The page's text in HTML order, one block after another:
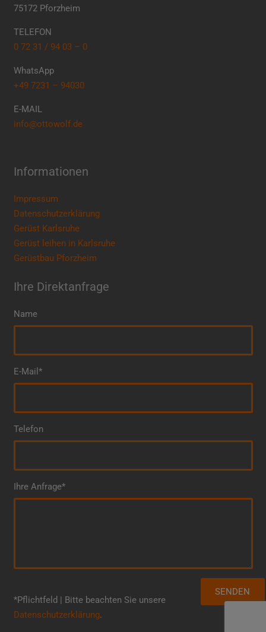
75172 Pforzheim
TELEFON
0 72 31 / 94 03 – 0
WhatsApp
+49 7231 – 94030
E-MAIL
info@ottowolf.de
Informationen
Impressum
Datenschutzerklärung
Gerüst Karlsruhe
Gerüst leihen in Karlsruhe
Gerüstbau Pforzheim
Ihre Direktanfrage
Name
E-Mail*
Telefon
Ihre Anfrage*
*Pflichtfeld | Bitte beachten Sie unsere
Datenschutzerklärung.